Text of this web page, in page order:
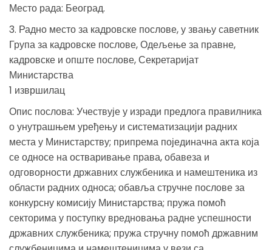
Место рада: Београд.
3. Радно место за кадровске послове, у звању саветник
Група за кадровске послове, Одељење за правне,
кадровске и опште послове, Секретаријат
Министарства
1 извршилац
Опис послова: Учествује у изради предлога правилника
о унутрашњем уређењу и систематизацији радних
места у Министарству; припрема појединачна акта која
се односе на остваривање права, обавеза и
одговорности државних службеника и намештеника из
области радних односа; обавља стручне послове за
конкурсну комисију Министарства; пружа помоћ
секторима у поступку вредновања радне успешности
државних службеника; пружа стручну помоћ државним